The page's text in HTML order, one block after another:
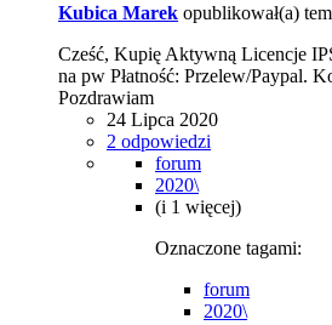
Kubica Marek opublikował(a)
Cześć, Kupię Aktywną Licencje
na pw Płatność: Przelew/Paypal.
Pozdrawiam
24 Lipca 2020
2 odpowiedzi
forum
2020\
(i 1 więcej)
Oznaczone tagami:
forum
2020\